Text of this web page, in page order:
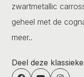
zwartmetallic
geheel met de
meer..
Deel deze